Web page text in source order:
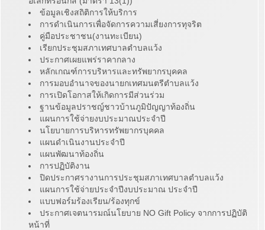
ข้อมูลเชิงสถิติการให้บริการ
การดำเนินการเพื่อจัดการความเสี่ยงการทุจริต
คู่มือประชาชน(งานทะเบียน)
เรียกประชุมสภาเทศบาลตำบลแว้ง
ประกาศเผยแพร่ราคากลาง
หลักเกณฑ์การบริหารและทรัพยากรบุคคล
การมอบอำนาจของนายกเทศมนตรีตำบลแว้ง
การเปิดโอกาสให้เกิดการมีส่วนร่วม
ฐานข้อมูลปราชญ์ชาวบ้านภูมิปัญญาท้องถิ่น
แผนการใช้จ่ายงบประมาณประจำปี
นโยบายการบริหารทรัพยากรบุคคล
แผนดำเนินงานประจำปี
แผนพัฒนาท้องถิ่น
การปฏิบัติงาน
ปิดประกาศรางานการประชุมสภาเทศบาลตำบลแว้ง
แผนการใช้จ่ายประจำปีงบประมาณ ประจำปี
แบบฟอร์มร้องเรียน/ร้องทุกข์
ประกาศเจตนารมณ์นโยบาย NO Gift Policy จากการปฏิบัติ
หน้าที่